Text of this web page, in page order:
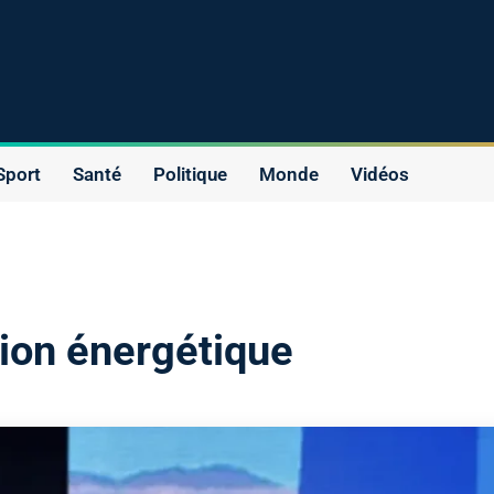
Santé Politique Monde Vidéos
énergétique